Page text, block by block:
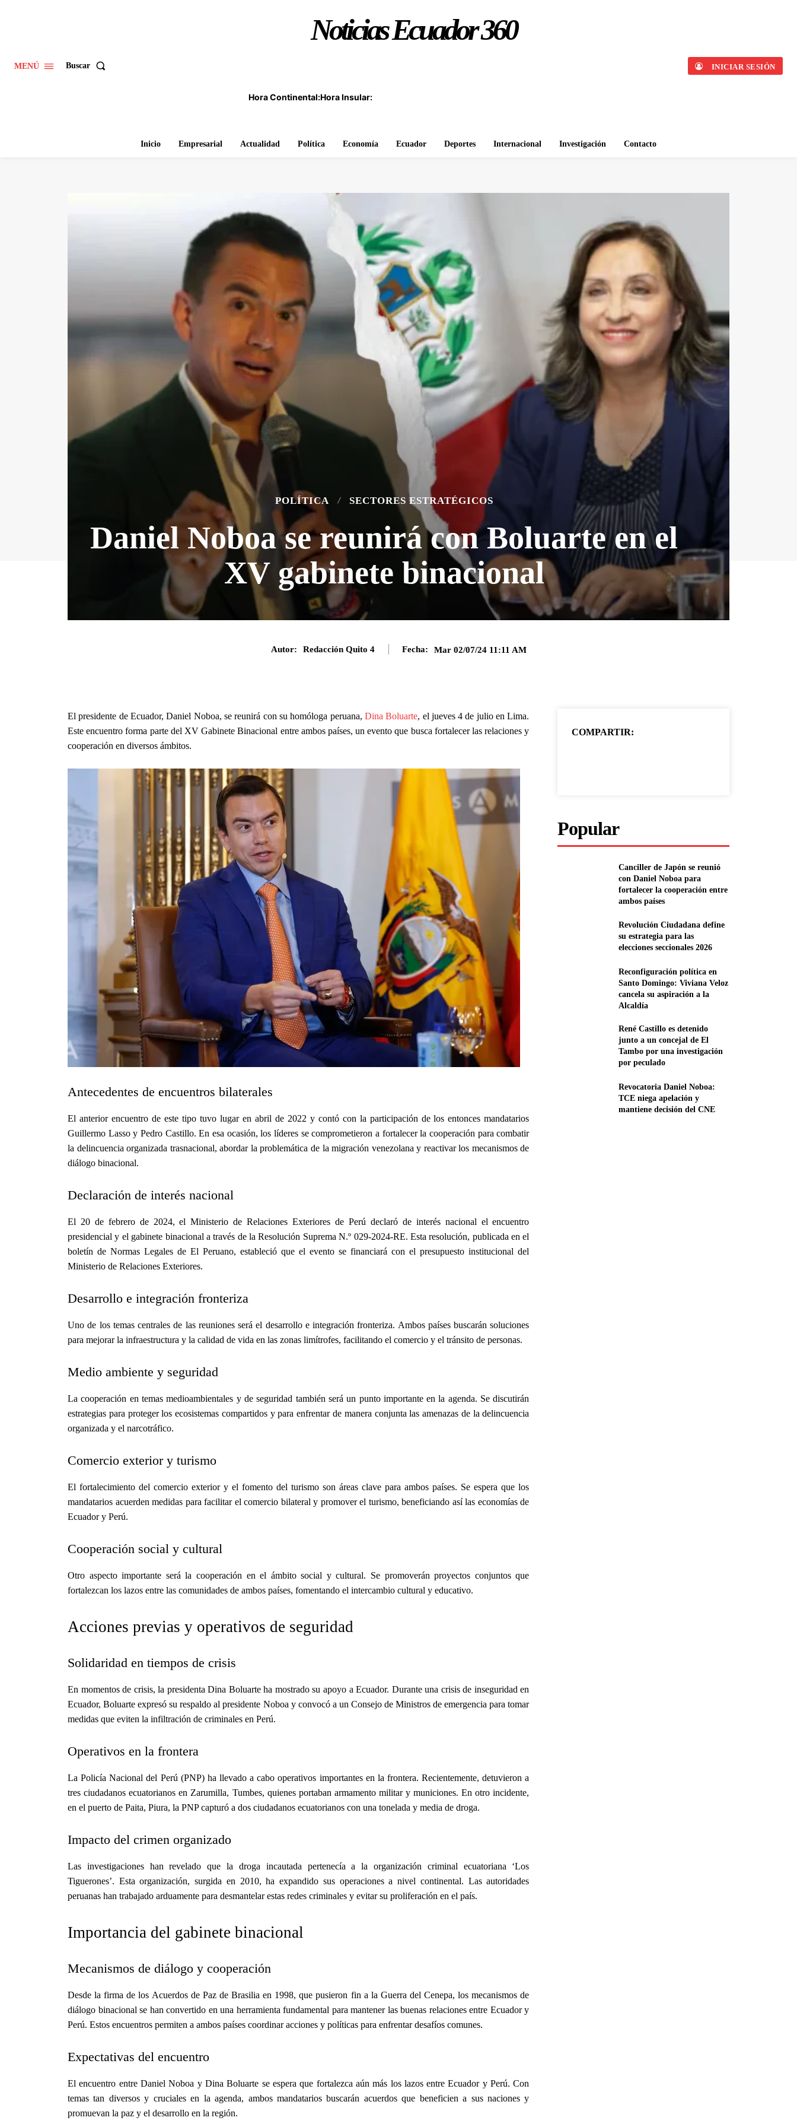
MENÚ Buscar
Noticias Ecuador 360
Hora Continental:Hora Insular:
INICIAR SESIÓN
Inicio Empresarial Actualidad Política Economía Ecuador Deportes Internacional Investigación Contacto
POLÍTICA SECTORES ESTRATÉGICOS
Daniel Noboa se reunirá con Boluarte en el
XV gabinete binacional
Autor: Redacción Quito 4 Fecha: Mar 02/07/24 11:11 AM
El presidente de Ecuador, Daniel Noboa, se reunirá con su homóloga peruana, Dina Boluarte, el jueves 4 de julio en Lima.
Este encuentro forma parte del XV Gabinete Binacional entre ambos países, un evento que busca fortalecer las relaciones y
cooperación en diversos ámbitos.
Antecedentes de encuentros bilaterales
El anterior encuentro de este tipo tuvo lugar en abril de 2022 y contó con la participación de los entonces mandatarios
Guillermo Lasso y Pedro Castillo. En esa ocasión, los líderes se comprometieron a fortalecer la cooperación para combatir
la delincuencia organizada trasnacional, abordar la problemática de la migración venezolana y reactivar los mecanismos de
diálogo binacional.
Declaración de interés nacional
El 20 de febrero de 2024, el Ministerio de Relaciones Exteriores de Perú declaró de interés nacional el encuentro
presidencial y el gabinete binacional a través de la Resolución Suprema N.º 029-2024-RE. Esta resolución, publicada en el
boletín de Normas Legales de El Peruano, estableció que el evento se financiará con el presupuesto institucional del
Ministerio de Relaciones Exteriores.
Desarrollo e integración fronteriza
Uno de los temas centrales de las reuniones será el desarrollo e integración fronteriza. Ambos países buscarán soluciones
para mejorar la infraestructura y la calidad de vida en las zonas limítrofes, facilitando el comercio y el tránsito de personas.
Medio ambiente y seguridad
La cooperación en temas medioambientales y de seguridad también será un punto importante en la agenda. Se discutirán
estrategias para proteger los ecosistemas compartidos y para enfrentar de manera conjunta las amenazas de la delincuencia
organizada y el narcotráfico.
Comercio exterior y turismo
El fortalecimiento del comercio exterior y el fomento del turismo son áreas clave para ambos países. Se espera que los
mandatarios acuerden medidas para facilitar el comercio bilateral y promover el turismo, beneficiando así las economías de
Ecuador y Perú.
Cooperación social y cultural
Otro aspecto importante será la cooperación en el ámbito social y cultural. Se promoverán proyectos conjuntos que
fortalezcan los lazos entre las comunidades de ambos países, fomentando el intercambio cultural y educativo.
Acciones previas y operativos de seguridad
Solidaridad en tiempos de crisis
En momentos de crisis, la presidenta Dina Boluarte ha mostrado su apoyo a Ecuador. Durante una crisis de inseguridad en
Ecuador, Boluarte expresó su respaldo al presidente Noboa y convocó a un Consejo de Ministros de emergencia para tomar
medidas que eviten la infiltración de criminales en Perú.
Operativos en la frontera
La Policía Nacional del Perú (PNP) ha llevado a cabo operativos importantes en la frontera. Recientemente, detuvieron a
tres ciudadanos ecuatorianos en Zarumilla, Tumbes, quienes portaban armamento militar y municiones. En otro incidente,
en el puerto de Paita, Piura, la PNP capturó a dos ciudadanos ecuatorianos con una tonelada y media de droga.
Impacto del crimen organizado
Las investigaciones han revelado que la droga incautada pertenecía a la organización criminal ecuatoriana ‘Los
Tiguerones’. Esta organización, surgida en 2010, ha expandido sus operaciones a nivel continental. Las autoridades
peruanas han trabajado arduamente para desmantelar estas redes criminales y evitar su proliferación en el país.
Importancia del gabinete binacional
Mecanismos de diálogo y cooperación
Desde la firma de los Acuerdos de Paz de Brasilia en 1998, que pusieron fin a la Guerra del Cenepa, los mecanismos de
diálogo binacional se han convertido en una herramienta fundamental para mantener las buenas relaciones entre Ecuador y
Perú. Estos encuentros permiten a ambos países coordinar acciones y políticas para enfrentar desafíos comunes.
Expectativas del encuentro
El encuentro entre Daniel Noboa y Dina Boluarte se espera que fortalezca aún más los lazos entre Ecuador y Perú. Con
temas tan diversos y cruciales en la agenda, ambos mandatarios buscarán acuerdos que beneficien a sus naciones y
promuevan la paz y el desarrollo en la región.
COMPARTIR:
Popular
Canciller de Japón se reunió
con Daniel Noboa para
fortalecer la cooperación entre
ambos países
Revolución Ciudadana define
su estrategia para las
elecciones seccionales 2026
Reconfiguración política en
Santo Domingo: Viviana Veloz
cancela su aspiración a la
Alcaldía
René Castillo es detenido
junto a un concejal de El
Tambo por una investigación
por peculado
Revocatoria Daniel Noboa:
TCE niega apelación y
mantiene decisión del CNE